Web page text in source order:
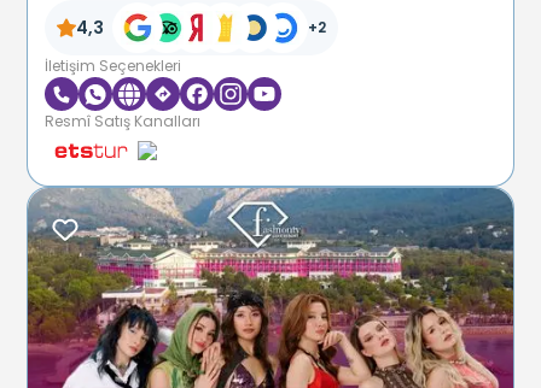
4,3 +2
İletişim Seçenekleri
Resmî Satış Kanalları